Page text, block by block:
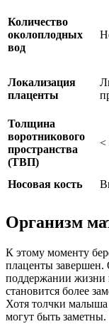
Количество
околоплодных
вод
Локализация
плаценты
Толщина
воротникового
пространства
(ТВП)
<
Носовая кость
Организм
К этому моменту
плаценты завершен.
поддержании жизни
становится более
Хотя толчки
могут быть заметны.